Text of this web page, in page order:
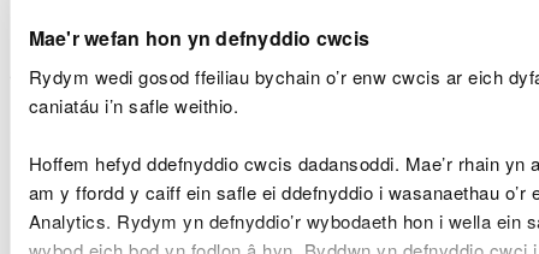
Mae'r wefan hon yn defnyddio cwcis
Rydym wedi gosod ffeiliau bychain o’r enw cwcis ar eich
caniatáu i’n safle weithio.
Hoffem hefyd ddefnyddio cwcis dadansoddi. Mae’r rhain yn
am y ffordd y caiff ein safle ei ddefnyddio i wasanaethau o’r
Analytics. Rydym yn defnyddio’r wybodaeth hon i wella ein
mwd yn llifo i strydoedd preswyl. Yn ogystal,
agorodd llync-dwll mawr ar stryd breswyl ym
Merthyr Tudful ar ôl i gwlfer dan ddaear gael ei
O ganlyniad i Storm Bert, arweiniodd llifogydd a
difrod i’r seilwaith at amhariad eang ar y
rheilffyrdd, gan gynnwys cau rheilffyrdd Calon